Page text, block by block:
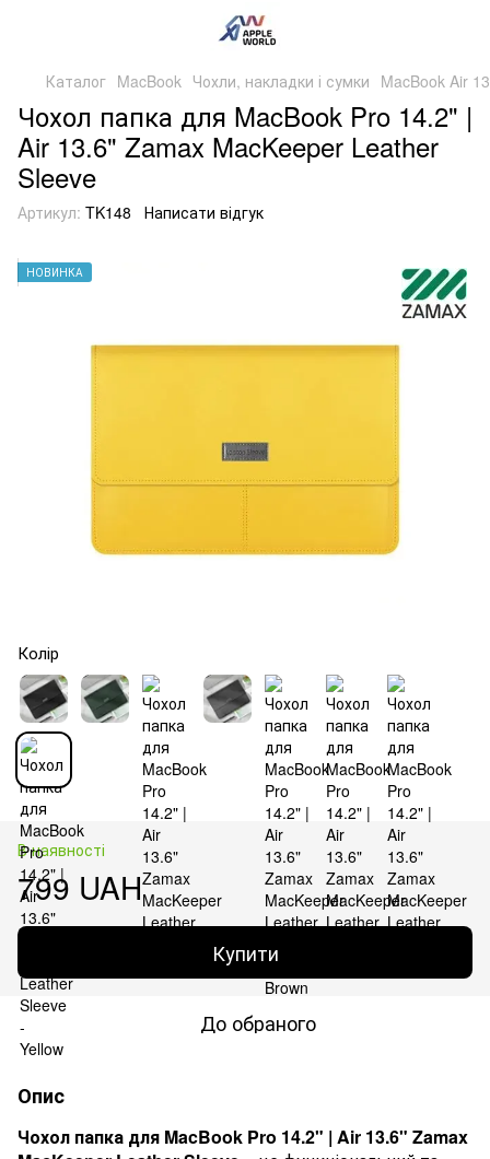
Каталог MacBook Чохли, накладки і сумки MacBook Air
Чохол папка для MacBook Pro 14.2" |
Air 13.6" Zamax MacKeeper Leather
Sleeve
Артикул: TK148 Написати відгук
НОВИНКА
Колір
В наявності
799 UAH
Купити
До обраного
Опис
Чохол папка для MacBook Pro 14.2" | Air 13.6" Zamax